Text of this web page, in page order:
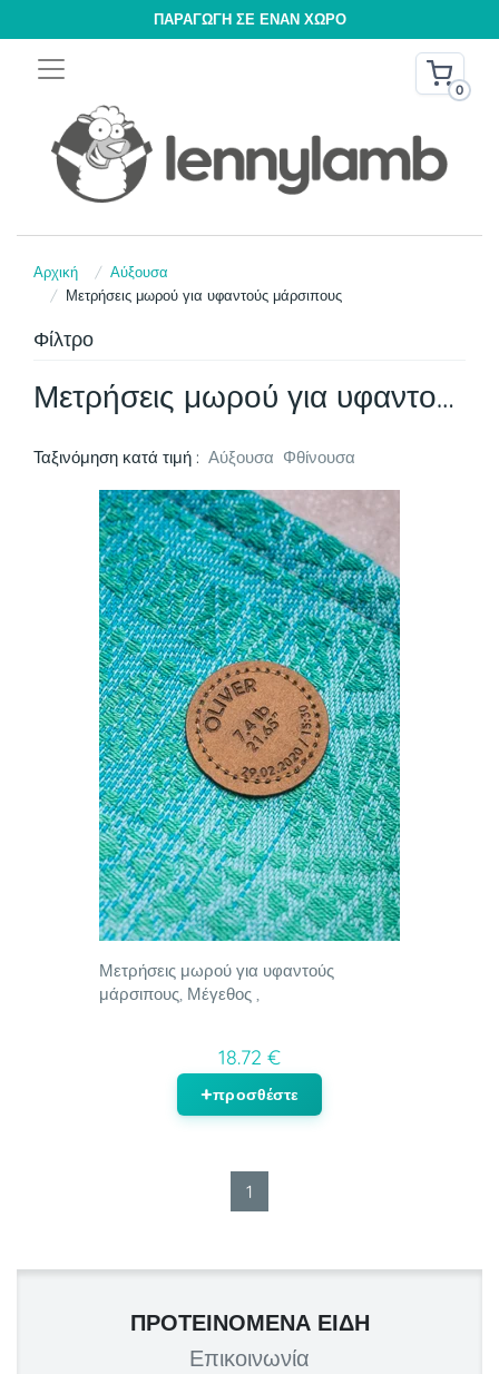
ΠΑΡΑΓΩΓΉ ΣΕ ΈΝΑΝ ΧΏΡΟ
0
Αρχική
Αύξουσα
Μετρήσεις μωρού για υφαντούς μάρσιπους
Φίλτρο
Μετρήσεις μωρού για υφαντούς μάρσιπους
Ταξινόμηση κατά τιμή : Αύξουσα Φθίνουσα
Μετρήσεις μωρού για υφαντούς
μάρσιπους, Μέγεθος ,
18.72 €
προσθέστε
1
ΠΡΟΤΕΙΝΌΜΕΝΑ ΕΊΔΗ
Επικοινωνία